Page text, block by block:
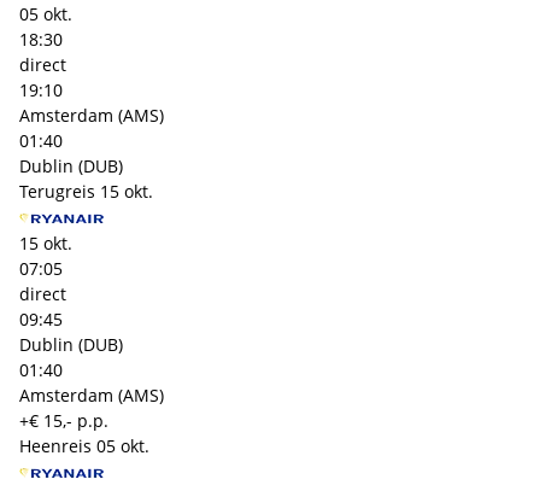
05 okt.
18:30
direct
19:10
Amsterdam (AMS)
01:40
Dublin (DUB)
Terugreis 15 okt.
15 okt.
07:05
direct
09:45
Dublin (DUB)
01:40
Amsterdam (AMS)
+€ 15,- p.p.
Heenreis 05 okt.